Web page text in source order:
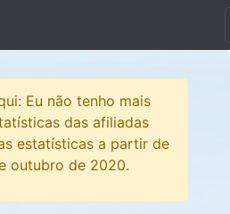
Eu não tenho mais
das afiliadas
estatísticas a partir de
outubro de 2020.